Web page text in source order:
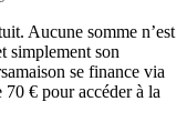
Aucune somme n’est
simplement son
se finance via
€ pour accéder à la